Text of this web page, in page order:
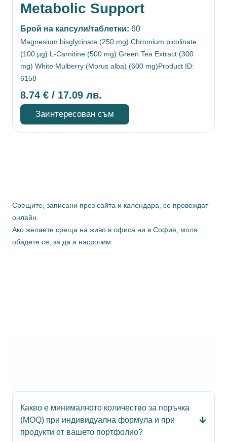
Metabolic Support
Брой на капсули/таблетки: 60
Magnesium bisglycinate (250 mg) Chromium picolinate
(100 µg) L-Carnitine (500 mg) Green Tea Extract (300
mg) White Mulberry (Morus alba) (600 mg)Product ID:
6158
8.74 € / 17.09 лв.
Заинтересован съм
Срещите, записани през сайта и календара, се провеждат
онлайн.
Ако желаете среща на живо в офиса ни в София, моля
обадете се, за да я насрочим.
Какво е минималното количество за поръчка
(MOQ) при индивидуална формула и при
продукти от вашето портфолио?